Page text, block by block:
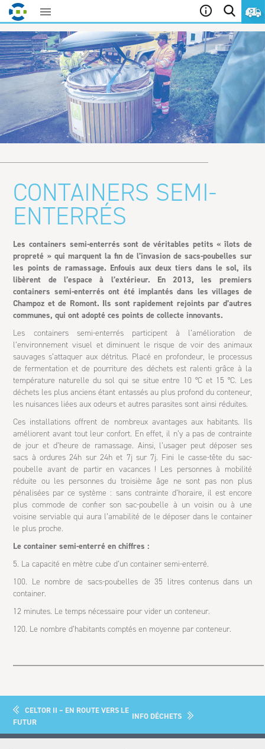
au
contenu
CONTAINERS SEMI-
ENTERRÉS
Les containers semi-enterrés sont de véritables petits « îlots de
propreté » qui marquent la fin de l’invasion de sacs-poubelles sur
les points de ramassage. Enfouis aux deux tiers dans le sol, ils
libèrent de l’espace à l’extérieur. En 2013, les premiers
containers semi-enterrés ont été implantés dans les villages de
Champoz et de Romont. Ils sont rapidement rejoints par d’autres
communes, qui ont adopté ces points de collecte innovants.
Les containers semi-enterrés participent à l’amélioration de
l’environnement visuel et diminuent le risque de voir des animaux
sauvages s’attaquer aux détritus. Placé en profondeur, le processus
de fermentation et de pourriture des déchets est ralenti grâce à la
température naturelle du sol qui se situe entre 10 °C et 15 °C. Les
déchets les plus anciens étant entassés au plus profond du conteneur,
les nuisances liées aux odeurs et autres parasites sont ainsi réduites.
Ces installations offrent de nombreux avantages aux habitants. Ils
améliorent avant tout leur confort. En effet, il n’y a pas de contrainte
de jour et d’heure de ramassage. Ainsi, l’usager peut déposer ses
sacs à ordures 24h sur 24h et 7j sur 7j. Fini le casse-tête du sac-
poubelle avant de partir en vacances ! Les personnes à mobilité
réduite ou les personnes du troisième âge ne sont pas non plus
pénalisées par ce système : sans contrainte d’horaire, il est encore
plus commode de confier son sac-poubelle à un voisin ou à une
voisine serviable qui aura l’amabilité de le déposer dans le container
le plus proche.
Le container semi-enterré en chiffres :
5. La capacité en mètre cube d’un container semi-enterré.
100. Le nombre de sacs-poubelles de 35 litres contenus dans un
container.
12 minutes. Le temps nécessaire pour vider un conteneur.
120. Le nombre d’habitants comptés en moyenne par conteneur.
CELTOR II – EN ROUTE VERS LE
FUTUR
INFO DÉCHETS